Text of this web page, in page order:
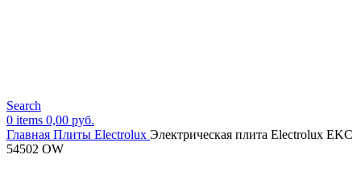
Search
0 items 0,00 руб.
Главная Плиты Electrolux Электрическая плита Electrolux EKC
54502 OW